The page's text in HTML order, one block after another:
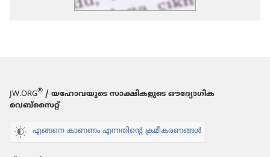
JW.ORG® / യഹോവയുടെ സാക്ഷികളുടെ ഔദ്യോഗിക
വെബ്സൈറ്റ്
എങ്ങനെ കാണണം എന്നതിന്റെ ക്രമീകരണങ്ങൾ